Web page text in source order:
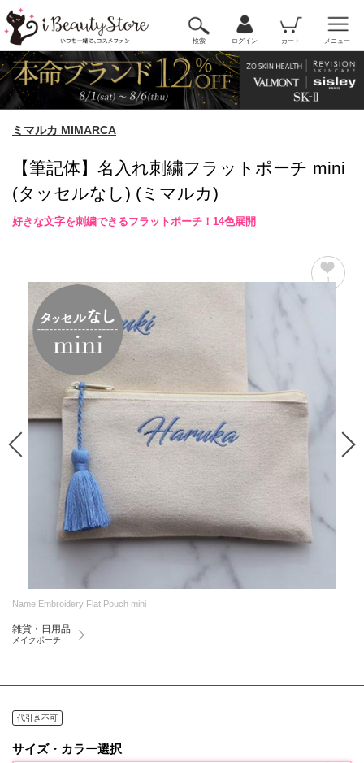
検索 ログイン カート メニュー
ミマルカ MIMARCA
【筆記体】名入れ刺繍フラットポーチ mini
(タッセルなし) (ミマルカ)
好きな文字を刺繍できるフラットポーチ！14色展開
1
Name Embroidery Flat Pouch mini
雑貨・日用品
メイクポーチ
代引き不可
サイズ・カラー選択